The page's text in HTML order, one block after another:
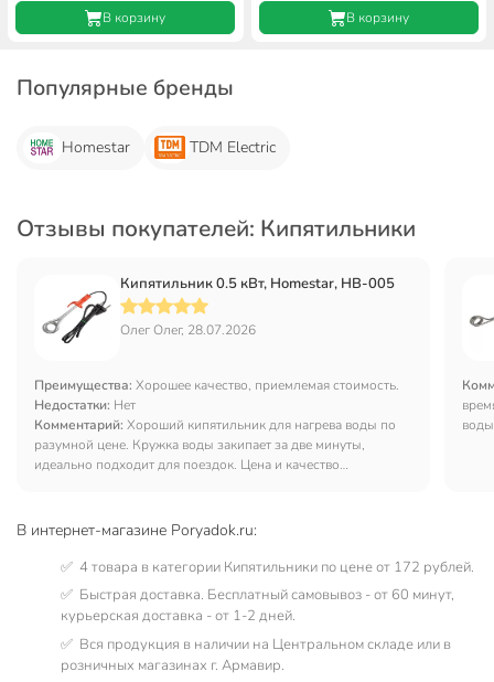
В корзину В корзину
Популярные бренды
Homestar TDM Electric
Отзывы покупателей: Кипятильники
Кипятильник 0.5 кВт, Homestar, HB-005
Олег Олег, 28.07.2026
Преимущества: Хорошее качество, приемлемая стоимость.
Недостатки: Нет
Комментарий: Хороший кипятильник для нагрева воды по
разумной цене. Кружка воды закипает за две минуты,
идеально подходит для поездок. Цена и качество
В интернет-магазине Poryadok.ru:
✅ 4 товара в категории Кипятильники по цене от 172 рублей.
✅ Быстрая доставка. Бесплатный самовывоз - от 60 минут,
курьерская доставка - от 1-2 дней.
✅ Вся продукция в наличии на Центральном складе или в
розничных магазинах г. Армавир.